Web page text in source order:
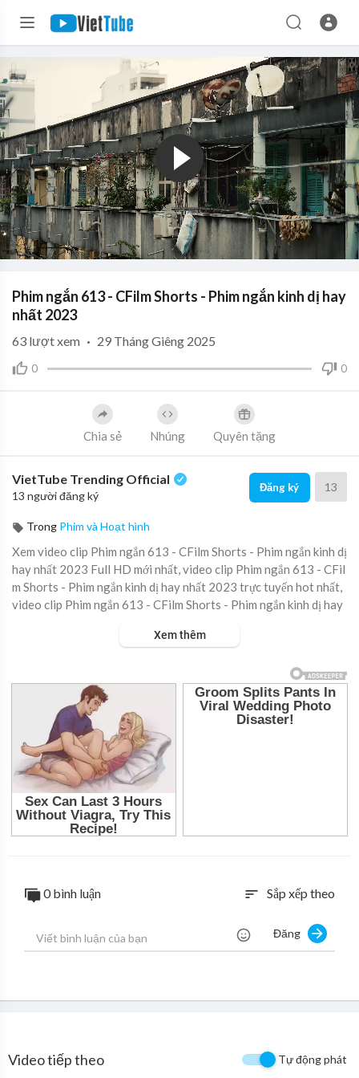
Phim ngắn 613 - CFilm Shorts - Phim ngắn kinh dị hay
nhất 2023
0 0
63 lượt xem · 29 Tháng Giêng 2025
Chia sẻ Nhúng Quyên tặng
VietTube Trending Official
13 người đăng ký
Đăng ký 13
Trong Phim và Hoạt hình
Xem video clip Phim ngắn 613 - CFilm Shorts - Phim ngắn kinh dị
hay nhất 2023 Full HD mới nhất, video clip Phim ngắn 613 - CFil
m Shorts - Phim ngắn kinh dị hay nhất 2023 trực tuyến hot nhất,
video clip Phim ngắn 613 - CFilm Shorts - Phim ngắn kinh dị hay
Xem thêm
0 bình luận sort Sắp xếp theo
Đăng
Video tiếp theo Tự động phát